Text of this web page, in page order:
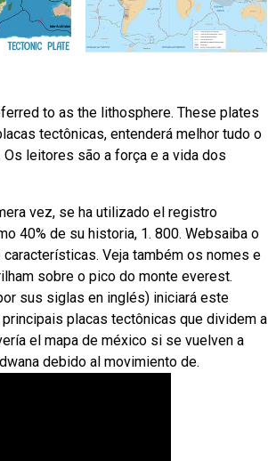
to as the lithosphere. These plates
tectônicas, entenderá melhor tudo o
leitores são a força e a vida dos
vez, se ha utilizado el registro
40% de su historia, 1. 800. Websaiba o
Veja também os nomes e
sobre o pico do monte everest.
sus siglas en inglés) iniciará este
placas tectônicas que dividem a
el mapa de méxico si se vuelven a
debido al movimiento de.